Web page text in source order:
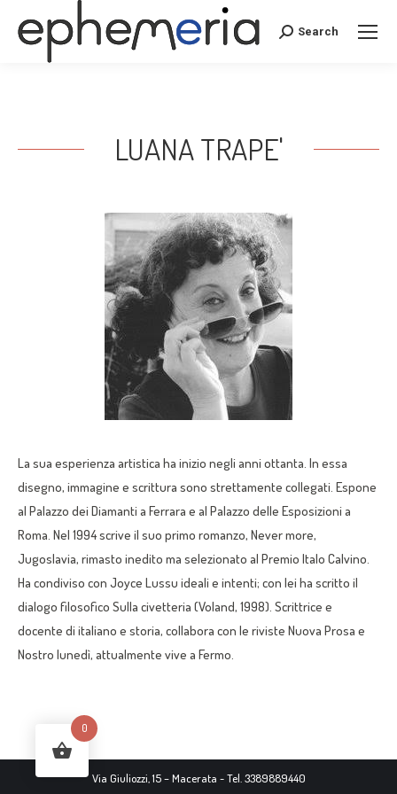
Search:Search
LUANA TRAPE'
La sua esperienza artistica ha inizio negli anni ottanta. In essa
disegno, immagine e scrittura sono strettamente collegati. Espone
al Palazzo dei Diamanti a Ferrara e al Palazzo delle Esposizioni a
Roma. Nel 1994 scrive il suo primo romanzo, Never more,
Jugoslavia, rimasto inedito ma selezionato al Premio Italo Calvino.
Ha condiviso con Joyce Lussu ideali e intenti; con lei ha scritto il
dialogo filosofico Sulla civetteria (Voland, 1998). Scrittrice e
docente di italiano e storia, collabora con le riviste Nuova Prosa e
Nostro lunedì, attualmente vive a Fermo.
Via Giuliozzi, 15 – Macerata - Tel. 3389889440
0